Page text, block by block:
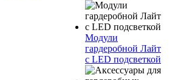
Модули
гардеробной Лайт
с LED подсветкой